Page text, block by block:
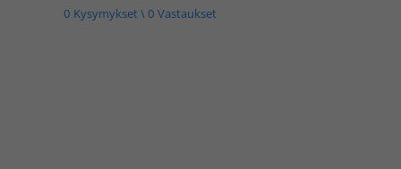
0 Kysymykset \ 0 Vastaukset